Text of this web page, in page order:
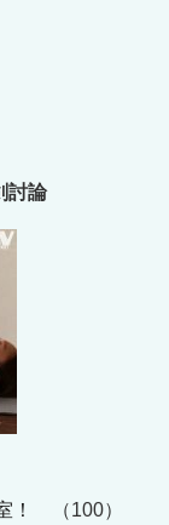
討論
！ （100）